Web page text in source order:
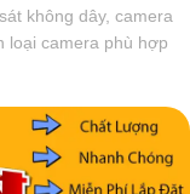
không dây, camera
loại camera phù hợp